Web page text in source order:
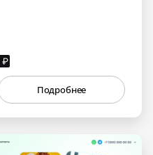
₽
Подробнее